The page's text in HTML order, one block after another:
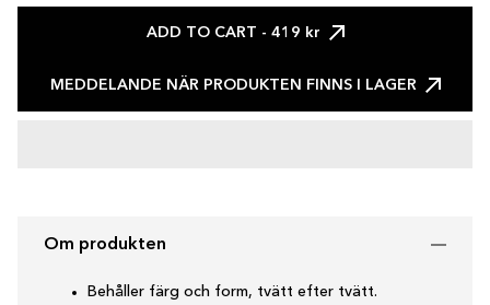
ADD TO CART - 419 kr
MEDDELANDE NÄR PRODUKTEN FINNS I LAGER
Om produkten
Behåller färg och form, tvätt efter tvätt.